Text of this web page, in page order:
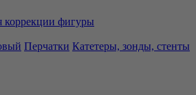
коррекции фигуры
Перчатки Катетеры, зонды, стенты